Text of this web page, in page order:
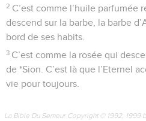
2 C’est comme l’huile parfumée
descend sur la barbe, la barbe
bord de ses habits.
3 C’est comme la rosée qui
de *Sion. C’est là que l’Eternel
vie pour toujours.
La Bible Du Semeur Copyright © 1992, 1999